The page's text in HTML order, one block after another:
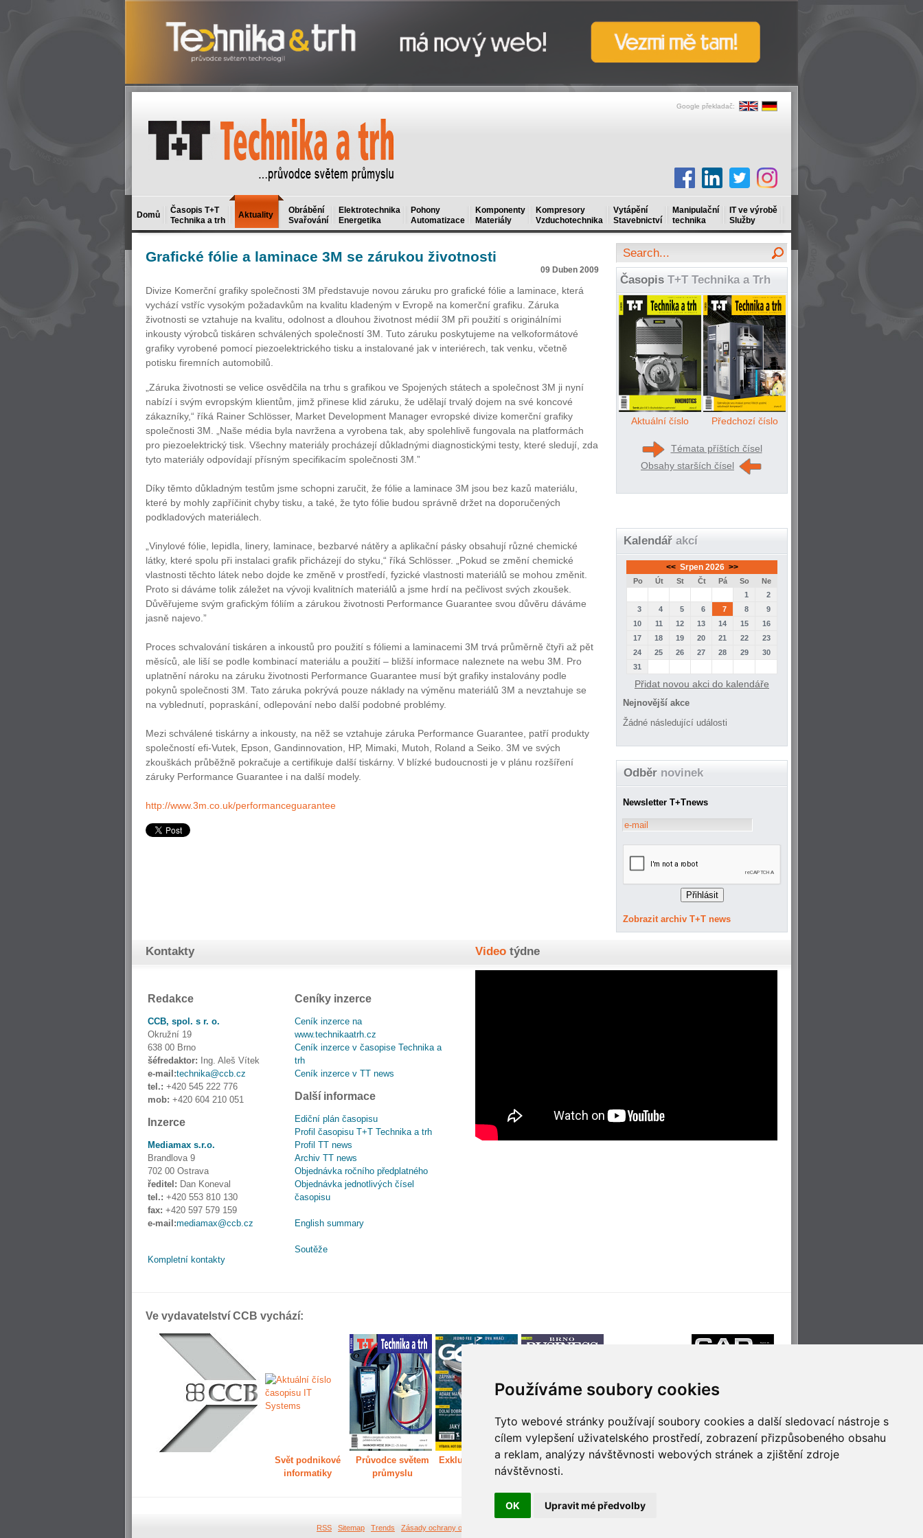
Používáme soubory cookies
Tyto webové stránky používají soubory cookies a další sledovací nástroje s
cílem vylepšení uživatelského prostředí, zobrazení přizpůsobeného obsahu
a reklam, analýzy návštěvnosti webových stránek a zjištění zdroje
návštěvnosti.
OK Upravit mé předvolby
Google překladač:
Domů
Časopis T+T
Technika a trh
Aktuality
Obrábění
Svařování
Elektrotechnika
Energetika
Pohony
Automatizace
Komponenty
Materiály
Kompresory
Vzduchotechnika
Vytápění
Stavebnictví
Manipulační
technika
IT ve výrobě
Služby
Grafické fólie a laminace 3M se zárukou životnosti
09 Duben 2009
Divize Komerční grafiky společnosti 3M představuje novou záruku pro grafické fólie a laminace, která
vychází vstříc vysokým požadavkům na kvalitu kladeným v Evropě na komerční grafiku. Záruka
životnosti se vztahuje na kvalitu, odolnost a dlouhou životnost médií 3M při použití s originálními
inkousty výrobců tiskáren schválených společností 3M. Tuto záruku poskytujeme na velkoformátové
grafiky vyrobené pomocí piezoelektrického tisku a instalované jak v interiérech, tak venku, včetně
potisku firemních automobilů.
„Záruka životnosti se velice osvědčila na trhu s grafikou ve Spojených státech a společnost 3M ji nyní
nabízí i svým evropským klientům, jimž přinese klid záruku, že udělají trvalý dojem na své koncové
zákazníky,“ říká Rainer Schlösser, Market Development Manager evropské divize komerční grafiky
společnosti 3M. „Naše média byla navržena a vyrobena tak, aby spolehlivě fungovala na platformách
pro piezoelektrický tisk. Všechny materiály procházejí důkladnými diagnostickými testy, které sledují, zda
tyto materiály odpovídají přísným specifikacím společnosti 3M.”
Díky těmto důkladným testům jsme schopni zaručit, že fólie a laminace 3M jsou bez kazů materiálu,
které by mohly zapříčinit chyby tisku, a také, že tyto fólie budou správně držet na doporučených
podkladových materiálech.
„Vinylové fólie, lepidla, linery, laminace, bezbarvé nátěry a aplikační pásky obsahují různé chemické
látky, které spolu při instalaci grafik přicházejí do styku,“ říká Schlösser. „Pokud se změní chemické
vlastnosti těchto látek nebo dojde ke změně v prostředí, fyzické vlastnosti materiálů se mohou změnit.
Proto si dáváme tolik záležet na vývoji kvalitních materiálů a jsme hrdí na pečlivost svých zkoušek.
Důvěřujeme svým grafickým fóliím a zárukou životnosti Performance Guarantee svou důvěru dáváme
jasně najevo.”
Proces schvalování tiskáren a inkoustů pro použití s fóliemi a laminacemi 3M trvá průměrně čtyři až pět
měsíců, ale liší se podle kombinací materiálu a použití – bližší informace naleznete na webu 3M. Pro
uplatnění nároku na záruku životnosti Performance Guarantee musí být grafiky instalovány podle
pokynů společnosti 3M. Tato záruka pokrývá pouze náklady na výměnu materiálů 3M a nevztahuje se
na vyblednutí, popraskání, odlepování nebo další podobné problémy.
Mezi schválené tiskárny a inkousty, na něž se vztahuje záruka Performance Guarantee, patří produkty
společností efi-Vutek, Epson, Gandinnovation, HP, Mimaki, Mutoh, Roland a Seiko. 3M ve svých
zkouškách průběžně pokračuje a certifikuje další tiskárny. V blízké budoucnosti je v plánu rozšíření
záruky Performance Guarantee i na další modely.
http://www.3m.co.uk/performanceguarantee
Časopis T+T Technika a Trh
Aktuální číslo Předchozí číslo
Témata příštích čísel
Obsahy starších čísel
Kalendář akcí
<< Srpen 2026 >>
Po Út St Čt Pá So
Ne
1
2
3
4 5 6 7 8
9
10
11 12 13 14 15
16
17
18 19 20 21 22
23
24
25 26 27 28 29
30
31
Přidat novou akci do kalendáře
Nejnovější akce
Žádné následující události
Odběr novinek
Newsletter T+Tnews
Zobrazit archiv T+T news
Kontakty
Redakce
CCB, spol. s r. o.
Okružní 19
638 00 Brno
šéfredaktor: Ing. Aleš Vítek
e-mail:technika@ccb.cz
tel.: +420 545 222 776
mob: +420 604 210 051
Inzerce
Mediamax s.r.o.
Brandlova 9
702 00 Ostrava
ředitel: Dan Koneval
tel.: +420 553 810 130
fax: +420 597 579 159
e-mail:mediamax@ccb.cz
Kompletní kontakty
Ceníky inzerce
Ceník inzerce na
www.technikaatrh.cz
Ceník inzerce v časopise Technika a
trh
Ceník inzerce v TT news
Další informace
Ediční plán časopisu
Profil časopisu T+T Technika a trh
Profil TT news
Archiv TT news
Objednávka ročního předplatného
Objednávka jednotlivých čísel
časopisu
English summary
Soutěže
Video týdne
Ve vydavatelství CCB vychází:
Svět podnikové
informatiky
Průvodce světem
průmyslu
Exkluzivně světem
Děláme Brno větší Příjemné cestování
Technologie pro
RSS Sitemap Trends Zásady ochrany osobních údajů